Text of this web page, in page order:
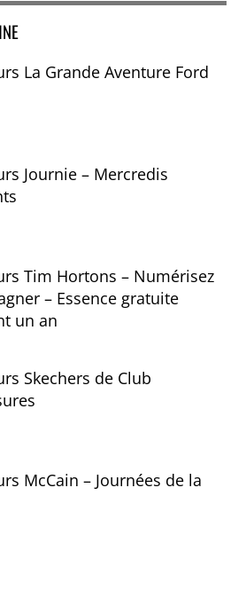
La Grande Aventure Ford
Journie – Mercredis
Tim Hortons – Numérisez
– Essence gratuite
un an
Skechers de Club
McCain – Journées de la